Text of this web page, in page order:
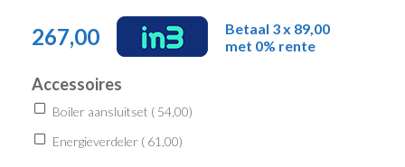
267,00
Betaal 3 x 89,00
met 0% rente
Accessoires
Boiler aansluitset ( 54,00)
Energieverdeler ( 61,00)